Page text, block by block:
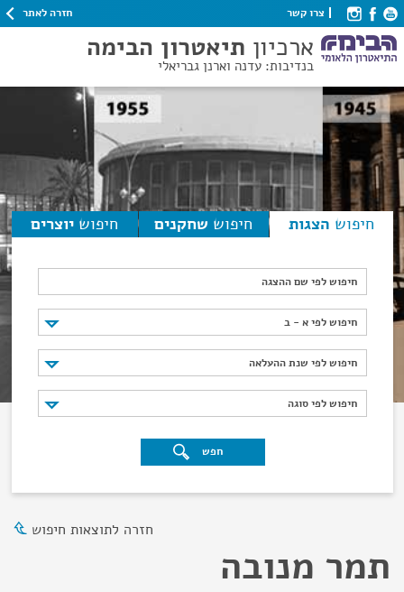
צרו קשר חזרה לאתר
ארכיון תיאטרון הבימה
בנדיבות: עדנה וארנן גבריאלי
חיפוש הצגות חיפוש שחקנים חיפוש יוצרים
חיפוש לפי שם ההצגה
חיפוש לפי א - ב
חיפוש לפי א - ב
חיפוש לפי שנת ההעלאה
חיפוש לפי שנת ההעלאה
חיפוש לפי סוגה
חיפוש לפי סוגה
חפש
חזרה לתוצאות חיפוש
תמר מנובה